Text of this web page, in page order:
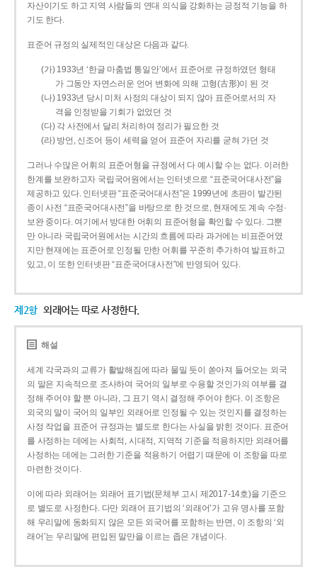
자산이기도 하고 지역 사람들의 연대 의식을 강화하는 긍정적 기능을 하
기도 한다.
표준어 규정의 실제적인 대상은 다음과 같다.
(가) 1933년 ‘한글 마춤법 통일안’에서 표준어로 규정하였던 형태
가 그동안 자연스러운 언어 변화에 의해 고형(古形)이 된 것
(나) 1933년 당시 미처 사정의 대상이 되지 않아 표준어로서의 자
격을 인정받을 기회가 없었던 것
(다) 각 사전에서 달리 처리하여 정리가 필요한 것
(라) 방언, 신조어 등이 세력을 얻어 표준어 자리를 굳혀 가던 것
그러나 수많은 어휘의 표준어형을 규정에서 다 예시할 수는 없다. 이러한
한계를 보완하고자 국립국어원에서는 인터넷으로 “표준국어대사전”을
제공하고 있다. 인터넷판 “표준국어대사전”은 1999년에 초판이 발간된
종이 사전 “표준국어대사전”을 바탕으로 한 것으로, 현재에도 계속 수정·
보완 중이다. 여기에서 방대한 어휘의 표준어형을 확인할 수 있다. 그뿐
만 아니라 국립국어원에서는 시간의 흐름에 따라 과거에는 비표준어였
지만 현재에는 표준어로 인정될 만한 어휘를 꾸준히 추가하여 발표하고
있고, 이 또한 인터넷판 “표준국어대사전”에 반영되어 있다.
제2항 외래어는 따로 사정한다.
해설
세계 각국과의 교류가 활발해짐에 따라 물밀 듯이 쏟아져 들어오는 외국
의 말은 지속적으로 조사하여 국어의 일부로 수용할 것인가의 여부를 결
정해 주어야 할 뿐 아니라, 그 표기 역시 결정해 주어야 한다. 이 조항은
외국의 말이 국어의 일부인 외래어로 인정될 수 있는 것인지를 결정하는
사정 작업을 표준어 규정과는 별도로 한다는 사실을 밝힌 것이다. 표준어
를 사정하는 데에는 사회적, 시대적, 지역적 기준을 적용하지만 외래어를
사정하는 데에는 그러한 기준을 적용하기 어렵기 때문에 이 조항을 따로
마련한 것이다.
이에 따라 외래어는 외래어 표기법(문체부 고시 제2017-14호)을 기준으
로 별도로 사정한다. 다만 외래어 표기법의 ‘외래어’가 고유 명사를 포함
해 우리말에 동화되지 않은 모든 외국어를 포함하는 반면, 이 조항의 ‘외
래어’는 우리말에 편입된 말만을 이르는 좁은 개념이다.